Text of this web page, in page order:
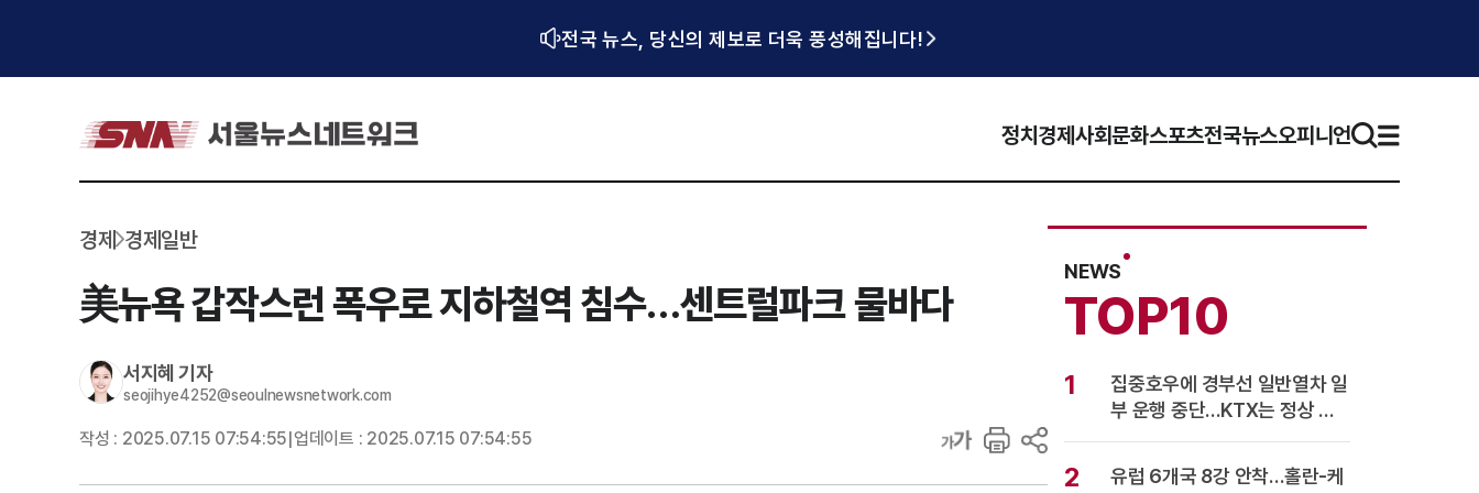
전국 뉴스, 당신의 제보로 더욱 풍성해집니다!
정치 경제사회문화스포츠전국뉴스오피니언
경제 경제일반
美뉴욕 갑작스런 폭우로 지하철역 침수…센트럴파크 물바다
서지혜 기자
seojihye4252@seoulnewsnetwork.com
작성 : 2025.07.15 07:54:55 업데이트 : 2025.07.15 07:54:55
NEWS
TOP10
1
집중호우에 경부선 일반열차 일
부 운행 중단…KTX는 정상 운
행
2
유럽 6개국 8강 안착…홀란-케